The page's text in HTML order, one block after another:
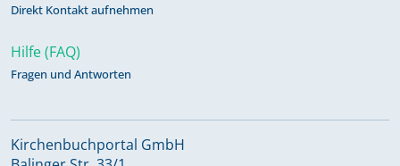
Direkt Kontakt aufnehmen
Hilfe (FAQ)
Fragen und Antworten
Kirchenbuchportal GmbH